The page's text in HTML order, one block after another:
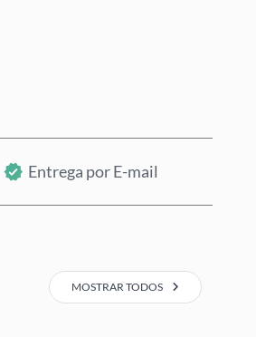
Entrega por E-mail
MOSTRAR TODOS